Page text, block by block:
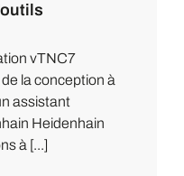
vTNC7
la conception à
assistant
Heidenhain
à [...]